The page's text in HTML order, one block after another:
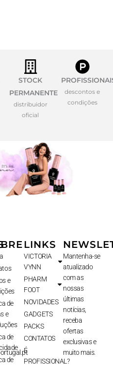
STOCK
PERMANENTE
distribuidor
oficial
descontos e
condições
e
de
e
de
de
LINKS
VICTORIA
VYNN
PHARM
FOOT
NOVIDADES
GADGETS
PACKS
CONTATOS
É
PROFISSIONAL?
Mantenha-se
atualizado
com as
nossas
últimas
notícias,
receba
ofertas
exclusivas e
muito mais.